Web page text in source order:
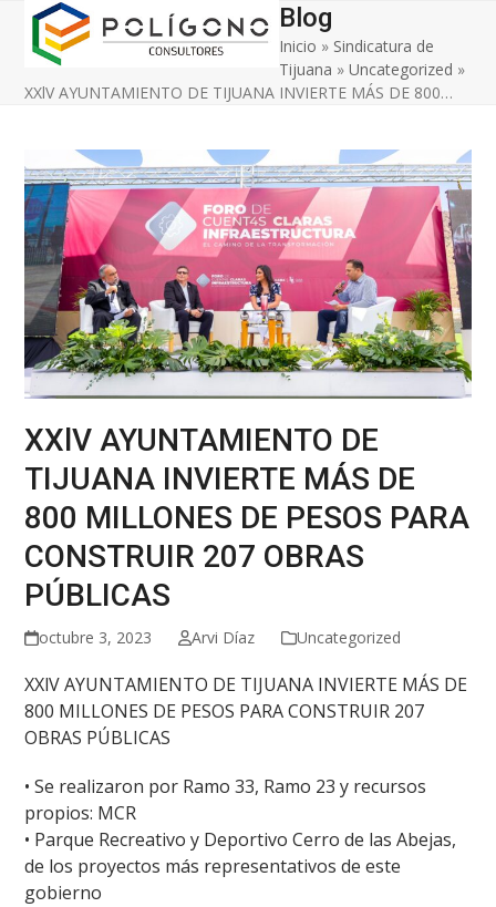
Skip
content
Open
mobile
menu
Close
mobile
menu
Blog
Inicio » Sindicatura de
Tijuana »Uncategorized »
XXlV AYUNTAMIENTO DE TIJUANA INVIERTE MÁS DE 800…
XXlV AYUNTAMIENTO DE
TIJUANA INVIERTE MÁS DE
800 MILLONES DE PESOS PARA
CONSTRUIR 207 OBRAS
PÚBLICAS
octubre 3, 2023 Arvi Díaz Uncategorized
XXlV AYUNTAMIENTO DE TIJUANA INVIERTE MÁS DE
800 MILLONES DE PESOS PARA CONSTRUIR 207
OBRAS PÚBLICAS
• Se realizaron por Ramo 33, Ramo 23 y recursos
propios: MCR
• Parque Recreativo y Deportivo Cerro de las Abejas,
de los proyectos más representativos de este
gobierno